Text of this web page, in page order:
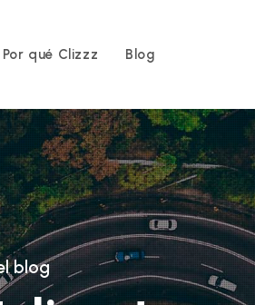
Por qué Clizzz Blog
blog